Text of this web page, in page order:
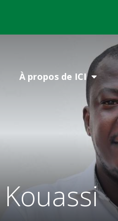
À propos de ICI